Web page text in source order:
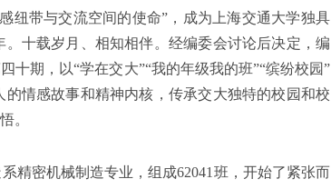
纽带与交流空间的使命”，成为上海交通大学独具
十载岁月、相知相伴。经编委会讨论后决定，编
期，以“学在交大”“我的年级我的班”“缤纷校园”
情感故事和精神内核，传承交大独特的校园和校
。
精密机械制造专业，组成62041 班，开始了紧张而